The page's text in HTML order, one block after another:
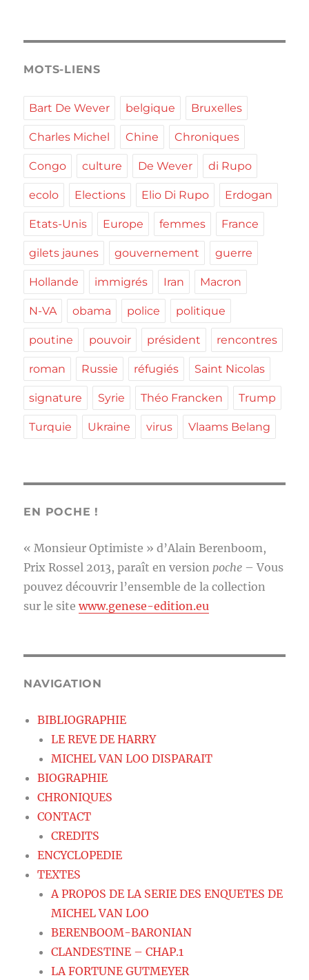
MOTS-LIENS
Bart De Wever belgique Bruxelles
Charles Michel Chine Chroniques
Congo culture De Wever di Rupo
ecolo Elections Elio Di Rupo Erdogan
Etats-Unis Europe femmes France
gilets jaunes gouvernement guerre
Hollande immigrés Iran Macron
N-VA obama police politique
poutine pouvoir président rencontres
roman Russie réfugiés Saint Nicolas
signature Syrie Théo Francken Trump
Turquie Ukraine virus Vlaams Belang
EN POCHE !
« Monsieur Optimiste » d’Alain Berenboom,
Prix Rossel 2013, paraît en version poche – Vous
pouvez découvrir l’ensemble de la collection
sur le sitewww.genese-edition.eu
NAVIGATION
BIBLIOGRAPHIE
LE REVE DE HARRY
MICHEL VAN LOO DISPARAIT
BIOGRAPHIE
CHRONIQUES
CONTACT
CREDITS
ENCYCLOPEDIE
TEXTES
A PROPOS DE LA SERIE DES ENQUETES DE
MICHEL VAN LOO
BERENBOOM-BARONIAN
CLANDESTINE – CHAP.1
LA FORTUNE GUTMEYER